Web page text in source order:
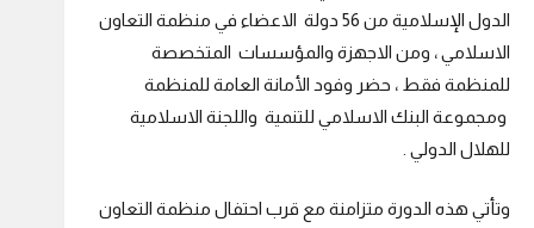
الدول الإسلامية من 56 دولة الاعضاء في منظمة التعاون
الاسلامي ، ومن الاجهزة والمؤسسات المتخصصة
للمنظمة فقط ، حضر وفود الأمانة العامة للمنظمة
ومجموعة البنك الاسلامي للتنمية واللجنة الاسلامية
للهلال الدولي .
وتأتي هذه الدورة متزامنة مع قرب احتفال منظمة التعاون